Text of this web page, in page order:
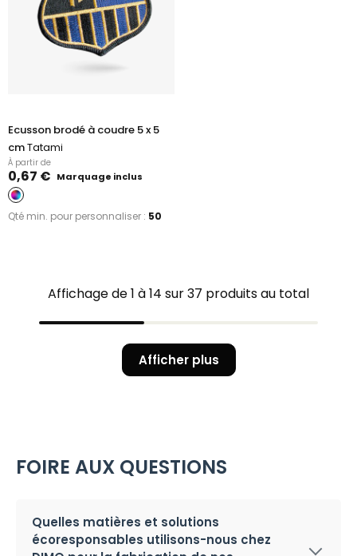
Ecusson brodé à coudre 5 x 5
cmTatami
À partir de
0,67 € Marquage inclus
Qté min. pour personnaliser : 50
Affichage de 1 à 14 sur 37 produits au total
Afficher plus
FOIRE AUX QUESTIONS
Quelles matières et solutions
écoresponsables utilisons-nous chez